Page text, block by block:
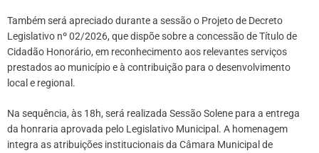
Também será apreciado durante a sessão o Projeto de Decreto
Legislativo nº 02/2026, que dispõe sobre a concessão de Título de
Cidadão Honorário, em reconhecimento aos relevantes serviços
prestados ao município e à contribuição para o desenvolvimento
local e regional.
Na sequência, às 18h, será realizada Sessão Solene para a entrega
da honraria aprovada pelo Legislativo Municipal. A homenagem
integra as atribuições institucionais da Câmara Municipal de